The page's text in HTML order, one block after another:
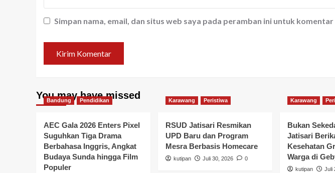
Simpan nama, email, dan situs web saya pada peramban ini untuk
You may have missed
Bandung Pendidikan
AEC Gala 2026 Enters Pixel
Suguhkan Tiga Drama
Berbahasa Inggris, Angkat
Budaya Sunda hingga Film
Populer
Karawang Peristiwa
RSUD Jatisari Resmikan
UPD Baru dan Program
Mesra Berbasis Homecare
kutipan Juli 30, 2026 0
Karawang
Bukan
Jatisari
Kesehatan
Warga di
kutipan Juli